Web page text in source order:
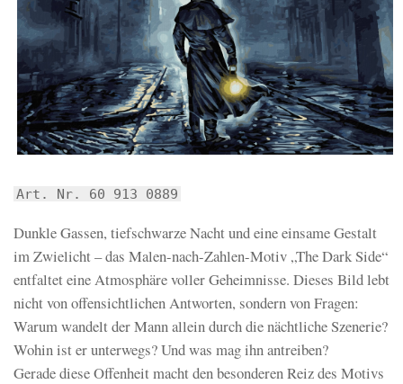
Art. Nr. 60 913 0889
Dunkle Gassen, tiefschwarze Nacht und eine einsame Gestalt
im Zwielicht – das Malen-nach-Zahlen-Motiv „The Dark Side“
entfaltet eine Atmosphäre voller Geheimnisse. Dieses Bild lebt
nicht von offensichtlichen Antworten, sondern von Fragen:
Warum wandelt der Mann allein durch die nächtliche Szenerie?
Wohin ist er unterwegs? Und was mag ihn antreiben?
Gerade diese Offenheit macht den besonderen Reiz des Motivs